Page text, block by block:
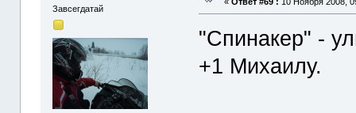
Завсегдатай
"Спинакер" -
+1 Михаилу.